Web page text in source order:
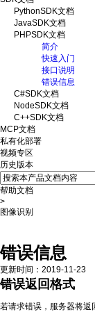
PythonSDK文档
JavaSDK文档
PHPSDK文档
简介
快速入门
接口说明
错误信息
C#SDK文档
NodeSDK文档
C++SDK文档
MCP文档
私有化部署
视频专区
历史版本
帮助文档
>
图像识别
错误信息
更新时间 ： 2019-11-23
错误返回格式
若请求错误，服务器将返